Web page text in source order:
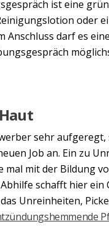
ist eine
oder
darf es
sehr
Job an. Ein zu
mit der Bildung
schafft hier
Unreinheiten,